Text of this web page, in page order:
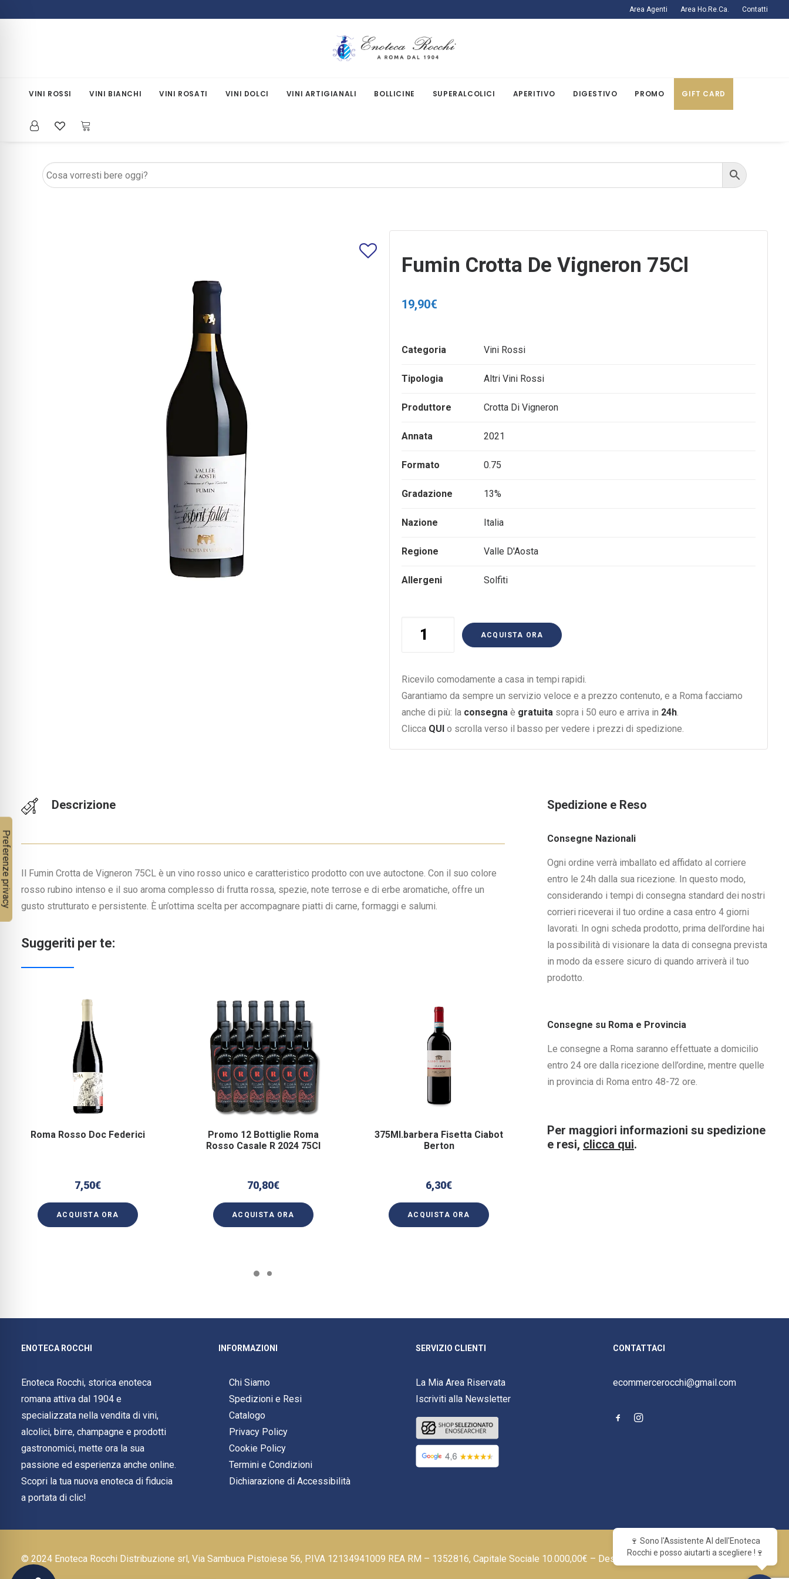
Area Agenti Area Ho.Re.Ca. Contatti
VINI ROSSI VINI BIANCHI VINI ROSATI VINI DOLCI VINI ARTIGIANALI BOLLICINE SUPERALCOLICI APERITIVO DIGESTIVO PROMO GIFT CARD
Fumin Crotta De Vigneron 75Cl
19,90€
Categoria Vini Rossi
Tipologia Altri Vini Rossi
Produttore Crotta Di Vigneron
Annata 2021
Formato 0.75
Gradazione 13%
Nazione Italia
Regione Valle D'Aosta
Allergeni Solfiti
Crotta
Vigneron
75Cl
quantità
ACQUISTA ORA
Ricevilo comodamente a casa in tempi rapidi.
Garantiamo da sempre un servizio veloce e a prezzo contenuto, e a Roma facciamo
anche di più: la consegna è gratuita sopra i 50 euro e arriva in 24h.
Clicca QUI o scrolla verso il basso per vedere i prezzi di spedizione.
Descrizione
Il Fumin Crotta de Vigneron 75CL è un vino rosso unico e caratteristico prodotto con uve autoctone. Con il suo colore
rosso rubino intenso e il suo aroma complesso di frutta rossa, spezie, note terrose e di erbe aromatiche, offre un
gusto strutturato e persistente. È un’ottima scelta per accompagnare piatti di carne, formaggi e salumi.
Suggeriti per te:
Roma Rosso Doc Federici
7,50€
ACQUISTA ORA
Promo 12 Bottiglie Roma
Rosso Casale R 2024 75Cl
70,80€
ACQUISTA ORA
375Ml.barbera Fisetta Ciabot
Berton
6,30€
ACQUISTA ORA
Barbera la Monella Braida
Monferrato Doc 75Cl
Sauvignon
Spedizione e Reso
Consegne Nazionali
Ogni ordine verrà imballato ed affidato al corriere
entro le 24h dalla sua ricezione. In questo modo,
considerando i tempi di consegna standard dei nostri
corrieri riceverai il tuo ordine a casa entro 4 giorni
lavorati. In ogni scheda prodotto, prima dell’ordine hai
la possibilità di visionare la data di consegna prevista
in modo da essere sicuro di quando arriverà il tuo
prodotto.
Consegne su Roma e Provincia
Le consegne a Roma saranno effettuate a domicilio
entro 24 ore dalla ricezione dell’ordine, mentre quelle
in provincia di Roma entro 48-72 ore.
Per maggiori informazioni su spedizione
e resi, clicca qui.
ENOTECA ROCCHI
Enoteca Rocchi, storica enoteca
romana attiva dal 1904 e
specializzata nella vendita di vini,
alcolici, birre, champagne e prodotti
gastronomici, mette ora la sua
passione ed esperienza anche online.
Scopri la tua nuova enoteca di fiducia
a portata di clic!
INFORMAZIONI
Chi Siamo
Spedizioni e Resi
Catalogo
Privacy Policy
Cookie Policy
Termini e Condizioni
Dichiarazione di Accessibilità
SERVIZIO CLIENTI
La Mia Area Riservata
Iscriviti alla Newsletter
CONTATTACI
ecommercerocchi@gmail.com
© 2024 Enoteca Rocchi Distribuzione srl, Via Sambuca Pistoiese 56, P.IVA 12134941009 REA RM – 1352816, Capitale Sociale 10.000,00€ – Designed by
🍷 Sono l'Assistente AI dell'Enoteca
Rocchi e posso aiutarti a scegliere !🍷